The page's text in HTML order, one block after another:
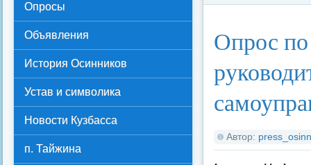
Опрос по
Автор:
Опросы
Объявления
История Осинников
Устав и символика
Новости Кузбасса
п. Тайжина